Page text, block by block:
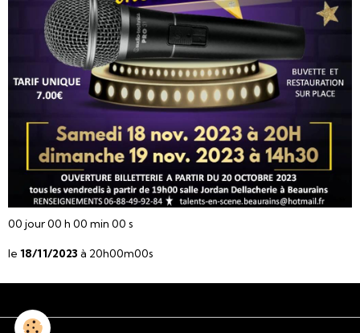
00 jour00 h 00 min 00 s
le 18/11/2023 à 20h00m00s